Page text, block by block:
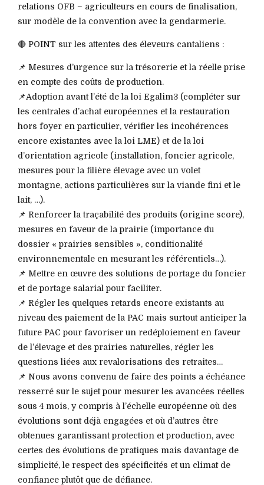
relations OFB – agriculteurs en cours de finalisation,
sur modèle de la convention avec la gendarmerie.
🔴 POINT sur les attentes des éleveurs cantaliens :
📌 Mesures d’urgence sur la trésorerie et la réelle prise
en compte des coûts de production.
📌Adoption avant l’été de la loi Egalim3 (compléter sur
les centrales d’achat européennes et la restauration
hors foyer en particulier, vérifier les incohérences
encore existantes avec la loi LME) et de la loi
d’orientation agricole (installation, foncier agricole,
mesures pour la filière élevage avec un volet
montagne, actions particulières sur la viande fini et le
lait, …).
📌 Renforcer la traçabilité des produits (origine score),
mesures en faveur de la prairie (importance du
dossier « prairies sensibles », conditionalité
environnementale en mesurant les référentiels…).
📌 Mettre en œuvre des solutions de portage du foncier
et de portage salarial pour faciliter.
📌 Régler les quelques retards encore existants au
niveau des paiement de la PAC mais surtout anticiper la
future PAC pour favoriser un redéploiement en faveur
de l’élevage et des prairies naturelles, régler les
questions liées aux revalorisations des retraites…
📌 Nous avons convenu de faire des points a échéance
resserré sur le sujet pour mesurer les avancées réelles
sous 4 mois, y compris à l’échelle européenne où des
évolutions sont déjà engagées et où d’autres être
obtenues garantissant protection et production, avec
certes des évolutions de pratiques mais davantage de
simplicité, le respect des spécificités et un climat de
confiance plutôt que de défiance.